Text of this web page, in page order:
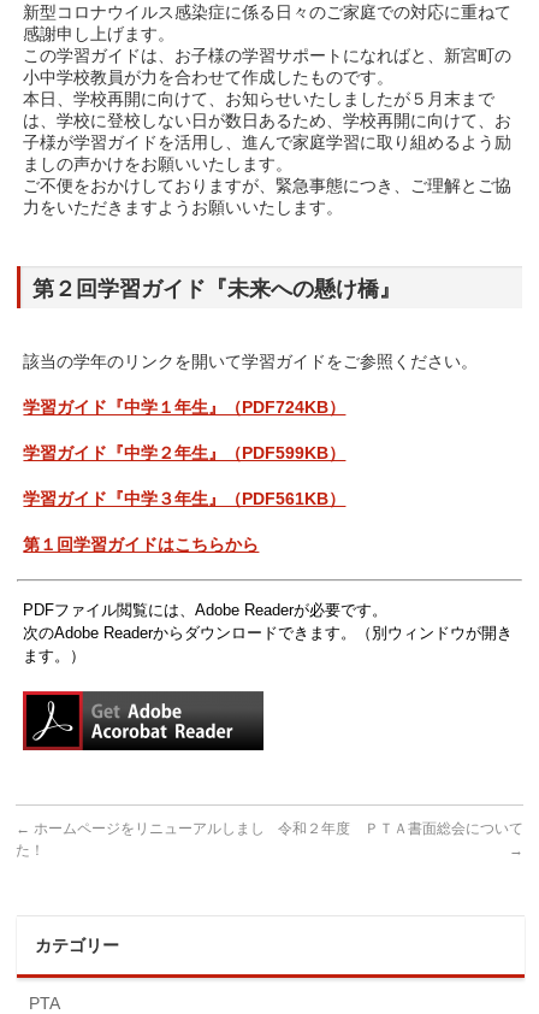
新型コロナウイルス感染症に係る日々のご家庭での対応に重ねて
感謝申し上げます。
この学習ガイドは、お子様の学習サポートになればと、新宮町の
小中学校教員が力を合わせて作成したものです。
本日、学校再開に向けて、お知らせいたしましたが５月末まで
は、学校に登校しない日が数日あるため、学校再開に向けて、お
子様が学習ガイドを活用し、進んで家庭学習に取り組めるよう励
ましの声かけをお願いいたします。
ご不便をおかけしておりますが、緊急事態につき、ご理解とご協
力をいただきますようお願いいたします。
第２回学習ガイド『未来への懸け橋』
該当の学年のリンクを開いて学習ガイドをご参照ください。
学習ガイド『中学１年生』（PDF724KB）
学習ガイド『中学２年生』（PDF599KB）
学習ガイド『中学３年生』（PDF561KB）
第１回学習ガイドはこちらから
PDFファイル閲覧には、Adobe Readerが必要です。
次のAdobe Readerからダウンロードできます。（別ウィンドウが開き
ます。）
← ホームページをリニューアルしまし
た！
令和２年度 ＰＴＡ書面総会について
→
カテゴリー
PTA